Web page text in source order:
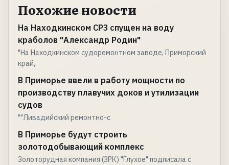
Похожие новости
На Находкинском СРЗ спущен на воду
краболов "Александр Родин"
"На Находкинском судоремонтном заводе, Приморский
край,
В Приморье ввели в работу мощности по
производству плавучих доков и утилизации
судов
""Ливадийский ремонтно-с
В Приморье будут строить
золотодобывающий комплекс
Золоторудная компания (ЗРК) "Глухое" подписала с